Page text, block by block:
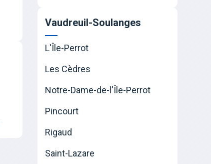
Vaudreuil-Soulanges
L'Île-Perrot
Les Cèdres
Notre-Dame-de-l'Île-Perrot
Pincourt
Rigaud
Saint-Lazare